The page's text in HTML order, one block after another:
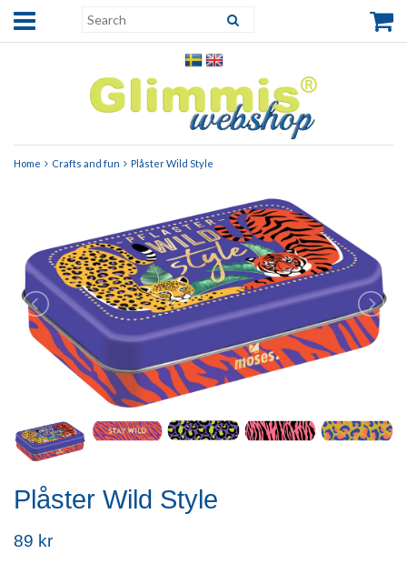
Home Crafts and fun Plåster Wild Style
Plåster Wild Style
89 kr